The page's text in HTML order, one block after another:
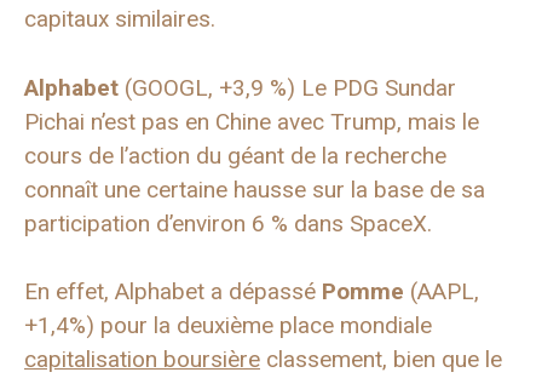
capitaux similaires.
Alphabet (GOOGL, +3,9 %) Le PDG Sundar
Pichai n’est pas en Chine avec Trump, mais le
cours de l’action du géant de la recherche
connaît une certaine hausse sur la base de sa
participation d’environ 6 % dans SpaceX.
En effet, Alphabet a dépassé Pomme (AAPL,
+1,4%) pour la deuxième place mondiale
capitalisation boursière classement, bien que le